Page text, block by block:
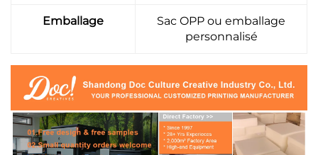
Emballage
Sac OPP ou emballage
personnalisé